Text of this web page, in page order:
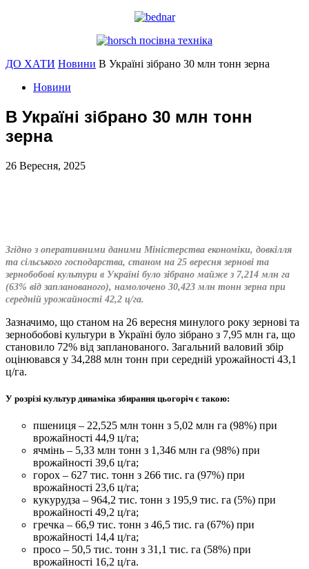
ДО ХАТИ Новини В Україні зібрано 30 млн тонн зерна
Новини
В Україні зібрано 30 млн тонн
зерна
26 Вересня, 2025
Згідно з оперативними даними Міністерства економіки, довкілля
та сільського господарства, станом на 25 вересня зернові та
зернобобові культури в Україні було зібрано майже з 7,214 млн га
(63% від запланованого), намолочено 30,423 млн тонн зерна при
середній урожайності 42,2 ц/га.
Зазначимо, що станом на 26 вересня минулого року зернові та
зернобобові культури в Україні було зібрано з 7,95 млн га, що
становило 72% від запланованого. Загальний валовий збір
оцінювався у 34,288 млн тонн при середній урожайності 43,1
ц/га.
У розрізі культур динаміка збирання цьогоріч є такою:
пшениця – 22,525 млн тонн з 5,02 млн га (98%) при
врожайності 44,9 ц/га;
ячмінь – 5,33 млн тонн з 1,346 млн га (98%) при
врожайності 39,6 ц/га;
горох – 627 тис. тонн з 266 тис. га (97%) при
врожайності 23,6 ц/га;
кукурудза – 964,2 тис. тонн з 195,9 тис. га (5%) при
врожайності 49,2 ц/га;
гречка – 66,9 тис. тонн з 46,5 тис. га (67%) при
врожайності 14,4 ц/га;
просо – 50,5 тис. тонн з 31,1 тис. га (58%) при
врожайності 16,2 ц/га.